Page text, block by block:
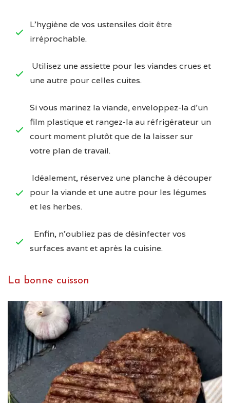
L’hygiène de vos ustensiles doit être
irréprochable.
Utilisez une assiette pour les viandes crues et
une autre pour celles cuites.
Si vous marinez la viande, enveloppez-la d’un
film plastique et rangez-la au réfrigérateur un
court moment plutôt que de la laisser sur
votre plan de travail.
Idéalement, réservez une planche à découper
pour la viande et une autre pour les légumes
et les herbes.
Enfin, n’oubliez pas de désinfecter vos
surfaces avant et après la cuisine.
La bonne cuisson